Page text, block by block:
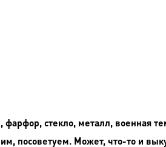
стекло, металл, военная
посоветуем. Может, что-то и